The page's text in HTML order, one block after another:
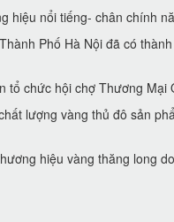
nổi tiếng- chân chính
Phố Hà Nội đã có
chức hội chợ Thương Mại
lượng vàng thủ đô sản
hiệu vàng thăng long